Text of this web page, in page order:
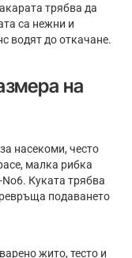
трябва да
са нежни и
водят до откачане.
на
насекоми, често
малка рибка
Куката трябва
подаването
жито, тесто и